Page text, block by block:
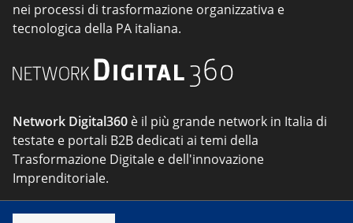
nei processi di trasformazione organizzativa e
tecnologica della PA italiana.
Network Digital360 è il più grande network in Italia di
testate e portali B2B dedicati ai temi della
Trasformazione Digitale e dell'innovazione
Imprenditoriale.